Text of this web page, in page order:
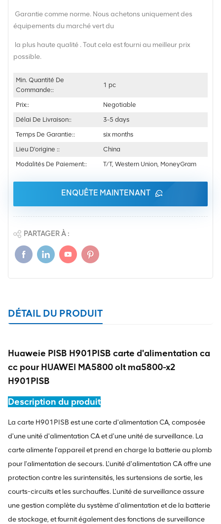
Garantie comme norme. Nous achetons uniquement des
équipements du marché vert du
la plus haute qualité . Tout cela est fourni au meilleur prix
possible.
Min. Quantité De
Commande::
1 pc
Prix::
Negotiable
Délai De Livraison::
3-5 days
Temps De Garantie::
six months
Lieu D'origine ::
China
Modalités De Paiement::
T/T, Western Union, MoneyGram
ENQUÊTE MAINTENANT
PARTAGER À :
DÉTAIL DU PRODUIT
Huaweie PISB H901PISB carte d'alimentation ca
cc pour HUAWEI MA5800 olt ma5800-x2
H901PISB
Description du produit
La carte H901PISB est une carte d'alimentation CA, composée
d'une unité d'alimentation CA et d'une unité de surveillance. La
carte alimente l'appareil et prend en charge la batterie au plomb
pour l'alimentation de secours. L'unité d'alimentation CA offre une
protection contre les surintensités, les surtensions de sortie, les
courts-circuits et les surchauffes. L'unité de surveillance assure
une gestion complète du système d'alimentation et de la batterie
de stockage, et fournit également des fonctions de surveillance